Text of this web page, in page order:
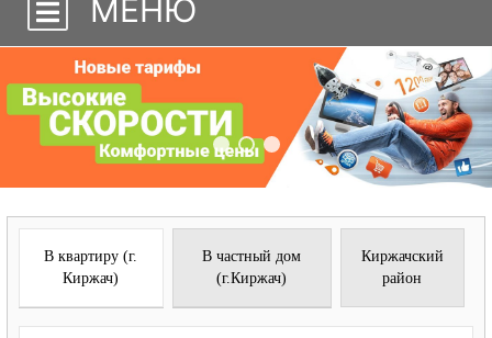
МЕНЮ
В квартиру (г.
Киржач)
В частный дом
(г.Киржач)
Киржачский
район